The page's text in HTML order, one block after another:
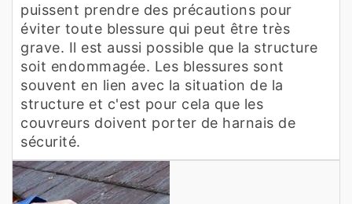
puissent prendre des précautions pour
éviter toute blessure qui peut être très
grave. Il est aussi possible que la structure
soit endommagée. Les blessures sont
souvent en lien avec la situation de la
structure et c'est pour cela que les
couvreurs doivent porter de harnais de
sécurité.